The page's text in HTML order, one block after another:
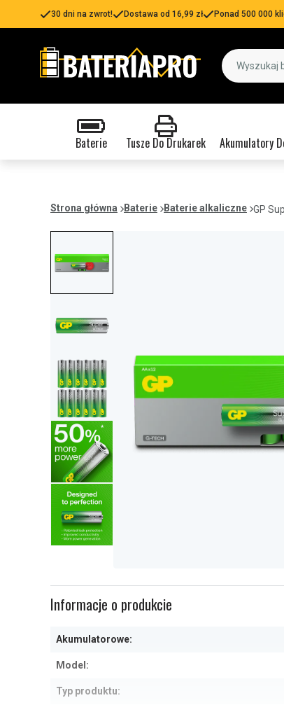
30 dni na zwrot! Dostawa od 16,99 zł Ponad 500 000
Baterie Tusze Do Drukarek Akumulatory
Strona główna Baterie Baterie alkaliczne GP
of
Informacje o produkcie
Akumulatorowe:
Model:
Typ produktu: